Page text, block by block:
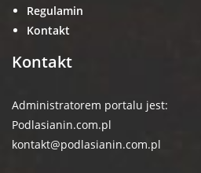
Regulamin
Kontakt
Kontakt
Administratorem portalu jest:
Podlasianin.com.pl
kontakt@podlasianin.com.pl